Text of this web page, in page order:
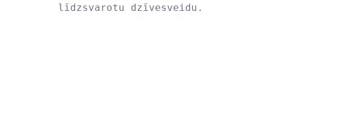
līdzsvarotu dzīvesveidu.